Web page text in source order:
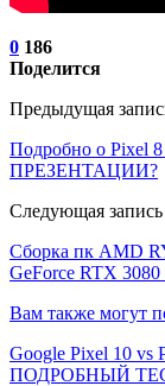
0 186
Поделится
Предыдущая
Подробно о
ПРЕЗЕНТАЦИИ?
Следующая запись
Сборка пк AMD
GeForce RTX
Вам также могут
Google Pixel 10
ПОДРОБНЫЙ